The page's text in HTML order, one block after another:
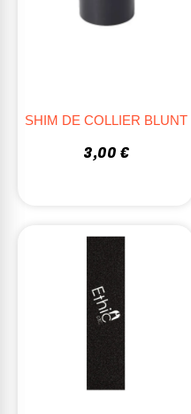
SHIM DE COLLIER BLUNT
3,00 €